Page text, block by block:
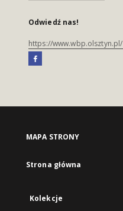
Odwiedź nas!
https://www.wbp.olsztyn.pl/
MAPA STRONY
Strona główna
Kolekcje